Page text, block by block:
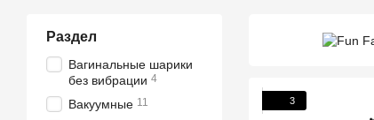
3
Раздел
Вагинальные шарики
без вибрации 4
Вакуумные 11